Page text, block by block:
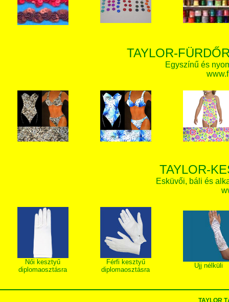
TAYLOR-
Egyszínű és
TAYLOR-
Esküvői, báli és
Női kesztyű
diplomaosztásra
Férfi kesztyű
diplomaosztásra
Ujj nélküli
TAYLOR